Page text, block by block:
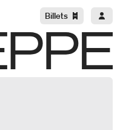
Billets